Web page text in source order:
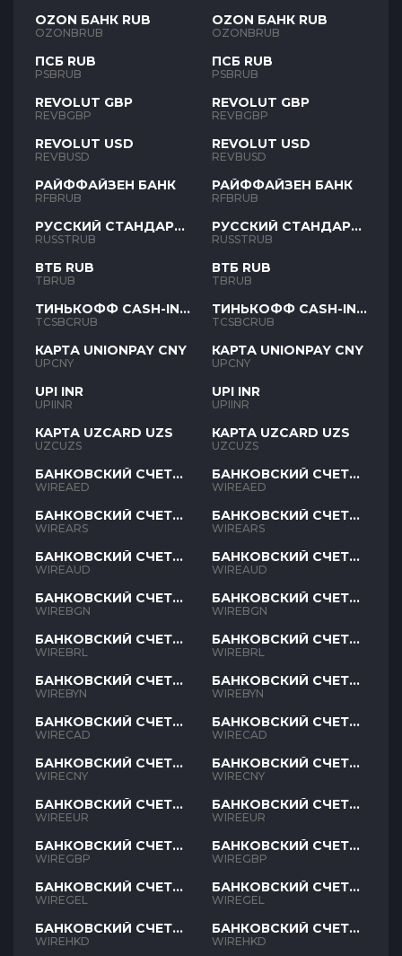
OZON БАНК RUB
OZONBRUB
ПСБ RUB
PSBRUB
REVOLUT GBP
REVBGBP
REVOLUT USD
REVBUSD
РАЙФФАЙЗЕН БАНК
RFBRUB
РУССКИЙ СТАНДАРТ
RUB
RUSSTRUB
ВТБ RUB
TBRUB
ТИНЬКОФФ CASH-IN
RUB
TCSBCRUB
КАРТА UNIONPAY CNY
UPCNY
UPI INR
UPIINR
КАРТА UZCARD UZS
UZCUZS
БАНКОВСКИЙ СЧЕТ
AED
WIREAED
БАНКОВСКИЙ СЧЕТ
ARS
WIREARS
БАНКОВСКИЙ СЧЕТ
AUD
WIREAUD
БАНКОВСКИЙ СЧЕТ
BGN
WIREBGN
БАНКОВСКИЙ СЧЕТ
BRL
WIREBRL
БАНКОВСКИЙ СЧЕТ
BYN
WIREBYN
БАНКОВСКИЙ СЧЕТ
CAD
WIRECAD
БАНКОВСКИЙ СЧЕТ
CNY
WIRECNY
БАНКОВСКИЙ СЧЕТ
EUR
WIREEUR
БАНКОВСКИЙ СЧЕТ
GBP
WIREGBP
БАНКОВСКИЙ СЧЕТ
GEL
WIREGEL
БАНКОВСКИЙ СЧЕТ
HKD
WIREHKD
OZON БАНК RUB
OZONBRUB
ПСБ RUB
PSBRUB
REVOLUT GBP
REVBGBP
REVOLUT USD
REVBUSD
РАЙФФАЙЗЕН БАНК
RFBRUB
РУССКИЙ СТАНДАРТ
RUB
RUSSTRUB
ВТБ RUB
TBRUB
ТИНЬКОФФ CASH-IN
RUB
TCSBCRUB
КАРТА UNIONPAY CNY
UPCNY
UPI INR
UPIINR
КАРТА UZCARD UZS
UZCUZS
БАНКОВСКИЙ СЧЕТ
AED
WIREAED
БАНКОВСКИЙ СЧЕТ
ARS
WIREARS
БАНКОВСКИЙ СЧЕТ
AUD
WIREAUD
БАНКОВСКИЙ СЧЕТ
BGN
WIREBGN
БАНКОВСКИЙ СЧЕТ
BRL
WIREBRL
БАНКОВСКИЙ СЧЕТ
BYN
WIREBYN
БАНКОВСКИЙ СЧЕТ
CAD
WIRECAD
БАНКОВСКИЙ СЧЕТ
CNY
WIRECNY
БАНКОВСКИЙ СЧЕТ
EUR
WIREEUR
БАНКОВСКИЙ СЧЕТ
GBP
WIREGBP
БАНКОВСКИЙ СЧЕТ
GEL
WIREGEL
БАНКОВСКИЙ СЧЕТ
HKD
WIREHKD